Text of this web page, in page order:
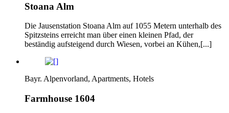
Stoana Alm
Die Jausenstation Stoana Alm auf 1055 Metern unterhalb des
Spitzsteins erreicht man über einen kleinen Pfad, der
beständig aufsteigend durch Wiesen, vorbei an Kühen,[...]
Bayr. Alpenvorland, Apartments, Hotels
Farmhouse 1604